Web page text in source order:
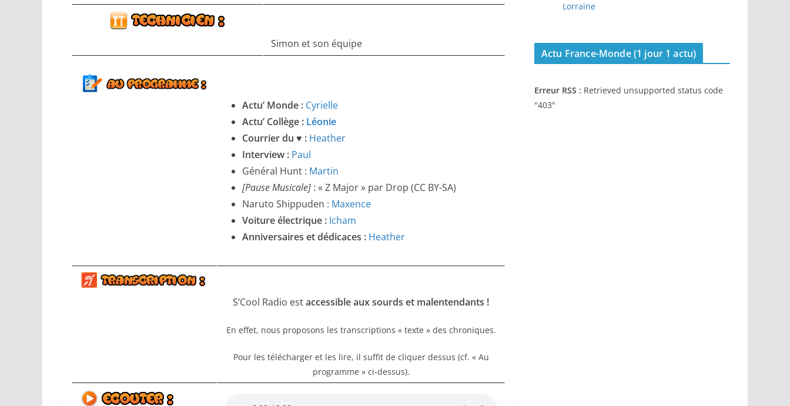
Simon et son équipe
Actu’ Monde : Cyrielle
Actu’ Collège : Léonie
Courrier du ♥ : Heather
Interview : Paul
Général Hunt : Martin
[Pause Musicale] : « Z Major » par Drop (CC BY-SA)
Naruto Shippuden : Maxence
Voiture électrique : Icham
Anniversaires et dédicaces : Heather
S’Cool Radio estaccessible aux sourds et malentendants !
En effet, nous proposons les transcriptions « texte » des chroniques.
Pour les télécharger et les lire, il suffit de cliquer dessus (cf. « Au
programme » ci-dessus).
Lorraine
Actu France-Monde (1 jour 1 actu)
Erreur RSS : Retrieved unsupported status code
"403"